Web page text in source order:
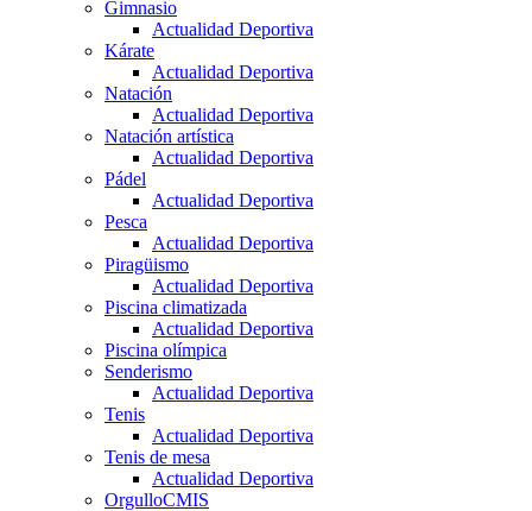
Gimnasio
Actualidad Deportiva
Kárate
Actualidad Deportiva
Natación
Actualidad Deportiva
Natación artística
Actualidad Deportiva
Pádel
Actualidad Deportiva
Pesca
Actualidad Deportiva
Piragüismo
Actualidad Deportiva
Piscina climatizada
Actualidad Deportiva
Piscina olímpica
Senderismo
Actualidad Deportiva
Tenis
Actualidad Deportiva
Tenis de mesa
Actualidad Deportiva
OrgulloCMIS